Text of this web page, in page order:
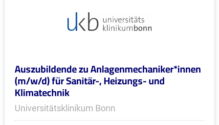
Auszubildende zu Anlagenmechaniker*innen
(m/w/d) für Sanitär-, Heizungs- und
Klimatechnik
Universitätsklinikum Bonn